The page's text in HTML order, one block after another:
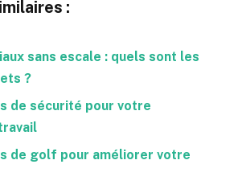
:
sans escale : quels sont les
?
de sécurité pour votre
de golf pour améliorer votre